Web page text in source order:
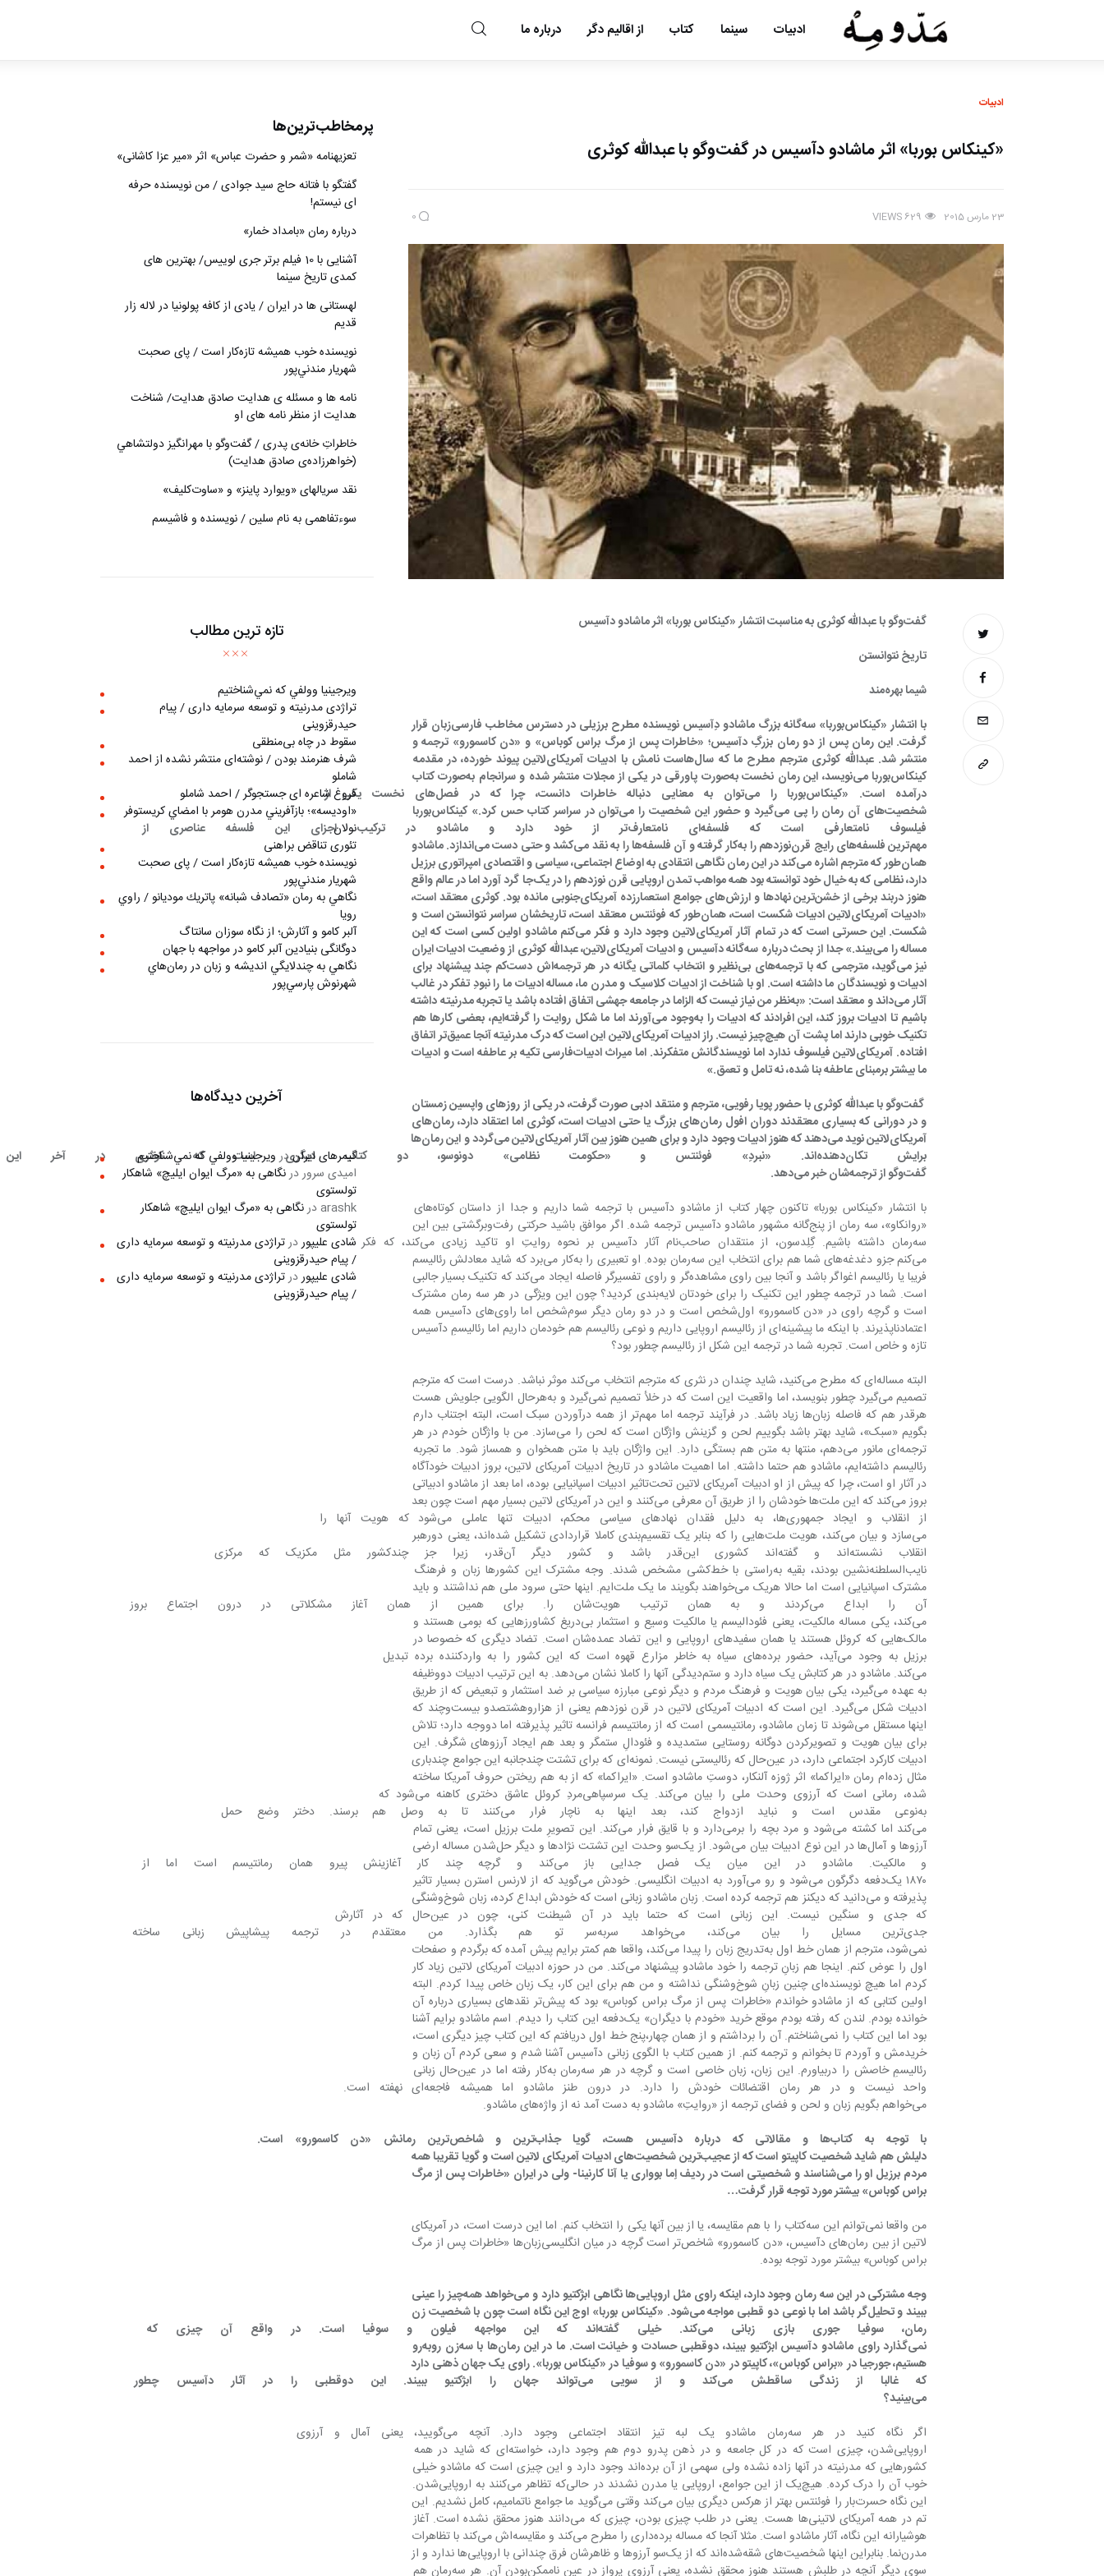
ادبیات سینما کتاب از اقالیم دگر درباره ما
ادبیات
«کینکاس بوربا» اثر ماشادو دآسیس در گفت‌وگو با عبدالله کوثری
23 مارس 2015 629
VIEWS
0
گفت‌وگو با عبدالله کوثری به مناسبت انتشار «کینکاس بوربا» اثر ماشادو دآسیس
تاریخ نتوانستن
شیما بهره‌مند
با انتشار «کینکاس‌بوربا» سه‌گانه بزرگ ماشادو دِآسیس نویسنده مطرح برزیلی در دسترس مخاطب فارسی‌زبان قرار
گرفت. این رمان پس از دو رمان بزرگِ دآسیس؛ «خاطرات پس از مرگ براس کوباس» و «دن کاسمورو» ترجمه و
منتشر شد. عبدالله کوثری مترجم مطرح ما که سال‌هاست نامش با ادبیات آمریکای‌لاتین پیوند خورده، در مقدمه
کینکاس‌بوربا می‌نویسد، این رمان نخست به‌صورت پاورقی در یکی از مجلات منتشر شده و سرانجام به‌صورت کتاب
درآمده است. «کینکاس‌بوربا را می‌توان به معنایی دنباله خاطرات دانست، چرا که در فصل‌های نخست یکی از
شخصیت‌های آن رمان را پی می‌گیرد و حضور این شخصیت را می‌توان در سراسر کتاب حس کرد.» کینکاس‌بوربا
فیلسوف نامتعارفی است که فلسفه‌ای نامتعارف‌تر از خود دارد و ماشادو در ترکیب اجزای این فلسفه عناصری از
مهم‌ترین فلسفه‌های رایج قرن‌نوزدهم را به‌کار گرفته و آن فلسفه‌ها را به نقد می‌کشد و حتی دست می‌اندازد. ماشادو
همان‌طور که مترجم اشاره می‌کند در این رمان نگاهی انتقادی به اوضاع اجتماعی، سیاسی و اقتصادی امپراتوری برزیل
دارد، نظامی که به خیال خود توانسته بود همه مواهب تمدن اروپایی قرن نوزدهم را در یک‌جا گرد آورد اما در عالم واقع
هنوز دربند برخی از خشن‌ترین نهادها و ارزش‌های جوامع استعمارزده آمریکای‌جنوبی مانده بود. کوثری معتقد است،
«ادبیات آمریکای‌لاتین ادبیات شکست است، همان‌طور که فوئنتس معتقد است، تاریخشان سراسر نتوانستن است و
شکست. این حسرتی است که در تمام آثار آمریکای‌لاتین وجود دارد و فکر می‌کنم ماشادو اولین کسی است که این
مساله را می‌بیند.» جدا از بحث درباره سه‌گانه دآسیس و ادبیات آمریکای‌لاتین، عبدالله کوثری از وضعیت ادبیات ایران
نیز می‌گوید، مترجمی که با ترجمه‌های بی‌نظیر و انتخاب کلماتی یگانه در هر ترجمه‌اش دست‌کم چند پیشنهاد برای
ادبیات و نویسندگان ما داشته است. او با شناخت از ادبیات کلاسیک و مدرن ما، مساله ادبیات ما را نبودِ تفکر در غالب
آثار می‌داند و معتقد است: «به‌نظر من نیاز نیست که الزاما در جامعه جهشی اتفاق افتاده باشد یا تجربه مدرنیته داشته
باشیم تا ادبیات بروز کند، این افرادند که ادبیات را به‌وجود می‌آورند اما ما شکل روایت را گرفته‌ایم، بعضی ‌کارها هم
تکنیک خوبی دارند اما پشت آن هیچ‌چیز نیست. راز ادبیات آمریکای‌لاتین این است که درک مدرنیته آنجا عمیق‌تر اتفاق
افتاده. آمریکای‌لاتین فیلسوف ندارد اما نویسندگانش متفکرند. اما میراث ادبیات‌فارسی تکیه بر عاطفه است و ادبیات
ما بیشتر برمبنای عاطفه بنا شده، نه تامل و تعمق.»
گفت‌وگو با عبدالله کوثری با حضور پویا رفویی، مترجم و منتقد ادبی صورت گرفت، در یکی از روزهای واپسین زمستان
و در دورانی که بسیاری معتقدند دوران افول رمان‌های بزرگ یا حتی ادبیات است، کوثری اما اعتقاد دارد، رمان‌های
آمریکای‌لاتین نوید می‌دهند که هنوز ادبیات وجود دارد و برای همین هنوز بین آثار آمریکای‌لاتین می‌گردد و این رمان‌ها
برایش تکان‌دهنده‌‌اند. «نبردِ» فوئنتس و «حکومت نظامی» دونوسو، دو کتاب دیگری است که کوثری در آخر این
گفت‌وگو از ترجمه‌شان خبر می‌دهد.
با انتشار «کینکاس بوربا» تاکنون چهار کتاب از ماشادو دآسیس با ترجمه شما داریم و جدا از داستان کوتاه‌های
«روانکاو»، سه رمان از پنج‌گانه مشهور ماشادو دآسیس ترجمه شده. اگر موافق باشید حرکتی رفت‌و‌برگشتی بین این
سه‌‌رمان داشته باشیم. گِلِدسون، از منتقدان صاحب‌نام آثار دآسیس بر نحوه روایتِ او تاکید زیادی می‌کند، که فکر
می‌کنم جزو دغدغه‌های شما هم برای انتخاب این سه‌رمان بوده. او تعبیری را به‌کار می‌برد که شاید معادلش رئالیسم
فریبا یا رئالیسم اغواگر باشد و آنجا بین راوی مشاهده‌گر و راوی تفسیرگر فاصله ایجاد می‌کند که تکنیک بسیار جالبی
است. شما در ترجمه چطور این تکنیک را برای خودتان لایه‌بندی کردید؟ چون این ویژگی در هر سه رمان مشترک
است و گرچه راوی‌ در «دن کاسمورو» ‌اول‌شخص است و در دو رمان دیگر سوم‌شخص اما راوی‌های دآسیس همه
اعتمادناپذیرند. با اینکه ما پیشینه‌ای از رئالیسم اروپایی داریم و نوعی رئالیسم هم خودمان داریم اما رئالیسمِ دآسیس
تازه و خاص است. تجربه شما در ترجمه این شکل از رئالیسم چطور بود؟
البته مساله‌ای که مطرح می‌کنید، شاید چندان در نثری که مترجم انتخاب می‌کند موثر نباشد. درست است که مترجم
تصمیم می‌گیرد چطور بنویسد، اما واقعیت این است که در خلأ تصمیم نمی‌گیرد و به‌هرحال الگویی جلویش هست
هرقدر هم که فاصله زبان‌ها زیاد باشد. در فرآیند ترجمه اما مهم‌تر از همه درآوردن سبک است، البته اجتناب دارم
بگویم «سبک»، شاید بهتر باشد بگوییم لحن و گزینش واژگان است که لحن را می‌سازد. من با واژگان خودم در هر
ترجمه‌ای مانور می‌دهم، منتها به متن هم بستگی دارد. این واژگان باید با متن همخوان و همساز شود. ما تجربه
رئالیسم داشته‌ایم، ماشادو هم حتما داشته. اما اهمیت ماشادو در تاریخ ادبیات آمریکای لاتین، بروز ادبیات خودآگاه
در آثار او است، چرا که پیش از او ادبیات آمریکای لاتین تحت‌تاثیر ادبیات اسپانیایی بوده، اما بعد از ماشادو ادبیاتی
بروز می‌کند که این ملت‌ها خودشان را از طریق آن معرفی می‌کنند و این در آمریکای لاتین بسیار مهم است چون بعد
از انقلاب و ایجاد جمهوری‌ها، به دلیل فقدان نهادهای سیاسی محکم، ادبیات تنها عاملی می‌شود که هویت آنها را
می‌سازد و بیان می‌کند، هویت ملت‌هایی را که بنابر یک تقسیم‌بندی کاملا قراردادی تشکیل شده‌اند، یعنی دورهبر
انقلاب نشسته‌اند و گفته‌اند کشوری این‌قدر باشد و کشور دیگر آن‌قدر، زیرا جز چندکشور مثل مکزیک که مرکزی
نایب‌السلطنه‌‌نشین بودند، بقیه ‌به‌راستی با خط‌کشی مشخص شدند. وجه مشترک این کشورها زبان و فرهنگ
مشترک اسپانیایی است اما حالا هر‌یک می‌خواهند بگویند ما یک ملت‌ایم. اینها حتی سرود ملی هم نداشتند و باید
آن را ابداع می‌کردند و ‌به ‌همان ‌ترتیب هویت‌شان را. برای همین از همان آغاز مشکلاتی در درون اجتماع بروز
می‌کند، یکی مساله مالکیت، یعنی فئودالیسم یا مالکیت وسیع و استثمار بی‌دریغ کشاورزهایی که بومی‌ هستند و
مالک‌هایی که کروئل هستند یا همان سفیدهای اروپایی و این تضاد عمده‌شان است. تضاد دیگری که خصوصا در
برزیل به‌ وجود می‌آید، حضور برده‌های سیاه به خاطر مزارع قهوه است که این کشور را به واردکننده برده‌ تبدیل
می‌کند. ماشادو در هر کتابش یک سیاه دارد و ستم‌دیدگی آنها را کاملا نشان می‌دهد. به این ترتیب ادبیات دووظیفه
به عهده می‌گیرد، یکی بیان هویت و فرهنگ‌ مردم و دیگر نوعی مبارزه سیاسی بر ضد استثمار و تبعیض که از طریق
ادبیات شکل می‌گیرد. این است که ادبیات آمریکای لاتین در قرن نوزدهم یعنی از هزارو‌هشتصد‌و بیست‌و‌چند که
اینها مستقل می‌شوند تا زمان ماشادو، رمانتیسمی است که از رمانتیسم فرانسه تاثیر پذیرفته اما دووجه دارد؛ تلاش
برای بیان هویت و تصویر‌کردن دوگانه روستایی ستمدیده و فئودالِ ستمگر و بعد هم ایجاد آرزوهای شگرف. این
ادبیات کارکرد اجتماعی دارد، در عین‌حال که رئالیستی نیست. نمونه‌ای که برای تشتت چندجانبه این جوامع چندباری
مثال زده‌ام رمان «ایراکما» اثر ژوزه آلنکار، دوستِ ماشادو است. «ایراکما» که از به هم ریختن حروف آمریکا ساخته
شده، رمانی است که آرزوی وحدت ملی را بیان می‌کند. یک سرسپاهی‌مردِ کروئل عاشق دختری کاهنه می‌شود که
به‌نوعی مقدس است و نباید ازدواج کند، بعد اینها به ناچار فرار می‌کنند تا به وصل هم برسند. دختر وضع حمل
می‌کند اما کشته می‌شود و مرد بچه را برمی‌دارد و با قایق فرار می‌کند. این تصویرِ ملت برزیل است، یعنی تمام
آرزوها و آمال‌ها در این نوع ادبیات بیان می‌شود. از یک‌سو وحدت این تشتت نژادها و دیگر حل‌شدن مساله ارضی
و مالکیت. ماشادو در این میان یک فصل جدایی باز می‌کند و گرچه چند کار آغازینش پیرو همان رمانتیسم است اما از
١٨٧٠ یک‌دفعه دگرگون می‌شود و رو می‌آورد به ‌ادبیات‌ انگلیسی. خودش ‌می‌گوید که از لارنس استرن بسیار تاثیر
پذیرفته و می‌دانید که دیکنز هم ترجمه کرده است. زبان ماشادو زبانی است که خودش ابداع کرده، زبان ‌شوخ‌و‌شنگی
که جدی و سنگین نیست. این زبانی است که حتما باید در آن شیطنت کنی، چون در عین‌حال که در آثارش
‌جدی‌ترین مسایل را بیان می‌کند، می‌خواهد سر‌به‌سر تو هم بگذارد. من معتقدم در ترجمه پیشاپیش زبانی ساخته
نمی‌شود، مترجم از همان خط اول به‌تدریج زبان را پیدا می‌کند، واقعا هم کمتر برایم پیش آمده که برگردم و صفحات
اول را عوض کنم. اینجا هم زبانِ ترجمه را خود ماشادو پیشنهاد می‌کند. من در حوزه ادبیات آمریکای لاتین زیاد کار
کردم اما هیچ نویسنده‌ای چنین زبانِ شوخ‌و‌شنگی نداشته و من هم برای این کار، یک زبان خاص پیدا کردم. البته
اولین کتابی که از ماشادو خواندم «خاطرات پس از مرگ براس کوباس» بود که پیش‌تر نقدهای بسیاری درباره آن
خوانده بودم. لندن که رفته بودم موقع خرید «خودم با دیگران» یک‌دفعه این کتاب را دیدم. اسم ماشادو برایم آشنا
بود اما این کتاب را نمی‌شناختم. آن را برداشتم و از همان چهار،پنج خط اول دریافتم که این کتاب چیز دیگری است،
خریدمش و آوردم تا بخوانم و ترجمه کنم. از همین کتاب با الگوی زبانی دآسیس آشنا شدم و سعی کردم آن زبان و
رئالیسمِ خاصش را دربیاورم. این زبان، زبان خاصی است و گرچه در هر سه‌رمان به‌کار رفته اما در عین‌حال زبانی
واحد نیست و در هر رمان اقتضائات خودش را دارد. در درون طنز ماشادو اما همیشه فاجعه‌ای نهفته است.
می‌خواهم بگویم زبان و لحن و فضای ترجمه از «روایتِ» ماشادو به دست آمد نه از واژه‌های ماشادو.
با توجه به کتاب‌ها و مقالاتی که درباره د‌‌آسیس هست، گویا جذاب‌ترین و شاخص‌ترین رمانش «دن کاسمورو» است.
‌دلیلش هم شاید شخصیت کاپیتو است که از عجیب‌ترین شخصیت‌های ادبیات آمریکای لاتین است و گویا تقریبا همه
مردم برزیل او را می‌شناسند و شخصیتی است در ردیف اِما بوواری یا آنا کارنینا- ولی در ایران «خاطرات پس از مرگ
براس کوباس» بیشتر مورد توجه قرار گرفت…
من واقعا نمی‌توانم این سه‌کتاب را با هم مقایسه، یا از بین آنها یکی را انتخاب کنم. اما این درست است، در آمریکای
لاتین از بین رمان‌های دآسیس، «دن کاسمورو» شاخص‌تر است گرچه در میان انگلیسی‌زبان‌ها «خاطرات پس از مرگ
براس کوباس» بیشتر مورد توجه بوده.
وجه مشترکی در این سه رمان وجود دارد، اینکه راوی مثل اروپایی‌ها نگاهی ابژکتیو دارد و می‌خواهد همه‌چیز را عینی
ببیند و تحلیل‌گر باشد اما با نوعی ‌دو قطبی مواجه می‌شود. «کینکاس بوربا» اوج این نگاه است چون با شخصیت زن
رمان، سوفیا ‌جوری بازی زبانی می‌کند. خیلی گفته‌اند که این مواجهه فیلون و سوفیا است. در واقع آن چیزی که
نمی‌گذارد راوی ماشادو د‌آسیس ابژکتیو ببیند، دوقطبی حسادت و خیانت است. ما در این رمان‌ها با سه‌زن روبه‌رو
هستیم، جورجیا در «براس کوباس»، کاپیتو در «دن کاسمورو» و سوفیا در «کینکاس بوربا». راوی یک جهان ذهنی دارد
که غالبا از زندگی ساقطش می‌کند و از سویی می‌تواند جهان را ابژکتیو ببیند. این دوقطبی را در آثار دآسیس چطور
می‌بینید؟
اگر نگاه کنید در هر سه‌رمان ماشادو یک لبه تیز انتقاد اجتماعی وجود دارد. آنچه می‌گویید، یعنی آمال و آرزوی
اروپایی‌شدن، چیزی است که در کل جامعه و در ذهن پدرو دوم هم وجود دارد، خواسته‌ای که شاید در همه
کشورهایی که مدرنیته در آنها زاده نشده ولی سهمی از آن برده‌اند وجود دارد و این چیزی است که ماشادو خیلی
خوب آن را درک کرده. هیچ‌یک از این جوامع، اروپایی یا مدرن نشدند در حالی‌که تظاهر می‌کنند به اروپایی‌شدن.
این نگاه حسرت‌بار را فوئنتس بهتر از هرکس دیگری بیان می‌کند وقتی می‌گوید ما جوامع ناتمامیم، کامل نشدیم. این
تم در همه آمریکای لاتینی‌ها هست. یعنی در طلب چیزی‌ بودن، چیزی که می‌دانند هنوز محقق نشده است. آغاز
هوشیارانه این نگاه، آثار ماشادو است. مثلا آنجا که مساله برده‌داری را مطرح می‌کند و مقایسه‌اش می‌کند با تظاهرات
مدرن‌نما. بنابراین اینها شخصیت‌های شقه‌شده‌اند که از یک‌سو آرزوها و ظاهرشان فرق چندانی با اروپایی‌ها ندارد و از
سوی دیگر آنچه در طلبش هستند هنوز محقق نشده، یعنی آرزوی پرواز در عین‌ ناممکن‌بودن آن. هر سه‌رمان هم
پرمخاطب‌ترین‌ها
تعزیه‎نامه‏ «شمر و حضرت عباس» اثر «میر عزا کاشانی»
گفتگو با فتانه حاج سید جوادی / من نویسنده حرفه
ای نیستم!
درباره رمان «بامداد خمار»
آشنایی با 10 فیلم برتر جری لوییس/ بهترین های
کمدی تاریخ سینما
لهستانی ها در ایران / یادی از کافه پولونیا در لاله زار
قدیم
نويسنده خوب هميشه تازه‌كار است / پای صحبت
شهريار مندني‌پور
نامه ها و مسئله ی هدایت صادق هدایت/ شناخت
هدایت از منظر نامه های او
خاطراتِ خانه‌ی پدری / گفت‌وگو با مهرانگيز دولتشاهي
(خواهرزاده‌ی صادق هدايت)
نقد سریالهای «ویوارد پاینز» و «ساوت‌کلیف»
سوءتفاهمی به نام سلین / نویسنده و فاشیسم
تازه ترین مطالب
ويرجينيا وولفي كه نمي‌شناختيم
تراژدی مدرنیته و توسعه سرمایه داری / پیام
حیدرقزوینی
سقوط در چاه بی‌منطقی
شرف هنرمند بودن / نوشته‌ای منتشر نشده از احمد
شاملو
فروغ شاعره ای جستجوگر / احمد شاملو
«اوديسه»؛ بازآفريني مدرن هومر با امضاي كريستوفر
نولان
تئوری تناقض براهنی
نويسنده خوب هميشه تازه‌كار است / پای صحبت
شهريار مندني‌پور
نگاهي به رمان «تصادف شبانه» پاتريك موديانو / راوي
رويا
آلبر کامو و آثارش؛ از نگاه سوزان سانتاگ
دوگانگی بنیادین آلبر کامو در مواجهه با جهان
نگاهي به چندلايگي انديشه و زبان در رمان‌هاي
شهرنوش پارسي‌پور
آخرین دیدگاه‌ها
گیمرهای ایراندرويرجينيا وولفي كه نمي‌شناختيم
امیدی سروردرنگاهی به «مرگ ايوان ايليچ» شاهکار
تولستوی
arashkدرنگاهی به «مرگ ايوان ايليچ» شاهکار
تولستوی
شادی علیپوردرتراژدی مدرنیته و توسعه سرمایه داری
/ پیام حیدرقزوینی
شادی علیپوردرتراژدی مدرنیته و توسعه سرمایه داری
/ پیام حیدرقزوینی